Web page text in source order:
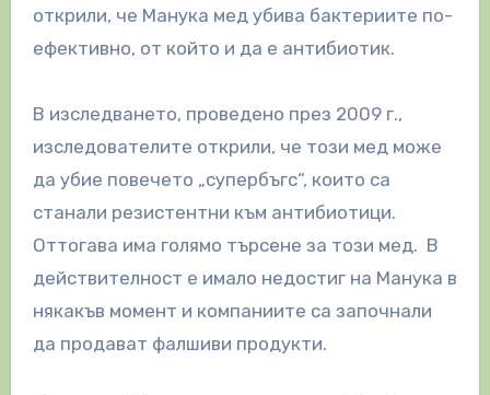
открили, че Манука мед убива бактериите по-
ефективно, от който и да е антибиотик.
В изследването, проведено през 2009 г.,
изследователите открили, че този мед може
да убие повечето „супербъгс“, които са
станали резистентни към антибиотици.
Оттогава има голямо търсене за този мед. В
действителност е имало недостиг на Манука в
някакъв момент и компаниите са започнали
да продават фалшиви продукти.